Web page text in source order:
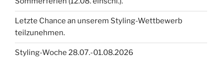
Letzte Chance an unserem Styling-Wettbewerb
teilzunehmen.
Styling-Woche 28.07.-01.08.2026